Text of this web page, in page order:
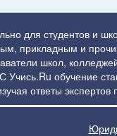
для студентов и
прикладным и
школ,
Учись.Ru обучение
ответы